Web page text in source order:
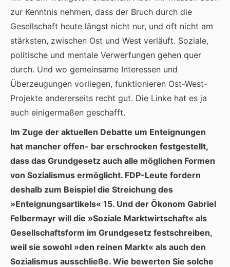
zur Kenntnis nehmen, dass der Bruch durch die
Gesellschaft heute längst nicht nur, und oft nicht am
stärksten, zwischen Ost und West verläuft. Soziale,
politische und mentale Verwerfungen gehen quer
durch. Und wo gemeinsame Interessen und
Überzeugungen vorliegen, funktionieren Ost-West-
Projekte andererseits recht gut. Die Linke hat es ja
auch einigermaßen geschafft.
Im Zuge der aktuellen Debatte um Enteignungen
hat mancher offen- bar erschrocken festgestellt,
dass das Grundgesetz auch alle möglichen Formen
von Sozialismus ermöglicht. FDP-Leute fordern
deshalb zum Beispiel die Streichung des
»Enteignungsartikels« 15. Und der Ökonom Gabriel
Felbermayr will die »Soziale Marktwirtschaft« als
Gesellschaftsform im Grundgesetz festschreiben,
weil sie sowohl »den reinen Markt« als auch den
Sozialismus ausschließe. Wie bewerten Sie solche